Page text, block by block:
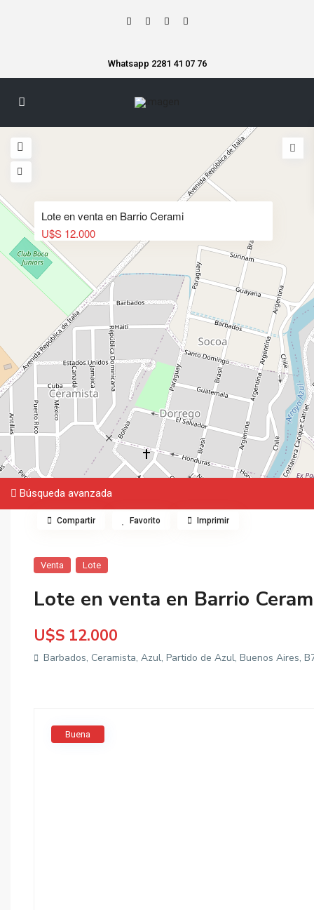
Whatsapp 2281 41 07 76
Lote en venta en Barrio Cerami
U$S 12.000
Búsqueda avanzada
Venta Lote
Lote en venta en Barrio
U$S 12.000
Barbados, Ceramista, Azul, Partido de Azul, Buenos Aires,
Compartir Favorito Imprimir
Buena